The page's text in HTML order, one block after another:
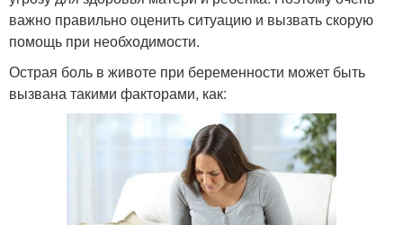
важно правильно оценить ситуацию и вызвать скорую
помощь при необходимости.
Острая боль в животе при беременности может быть
вызвана такими факторами, как: